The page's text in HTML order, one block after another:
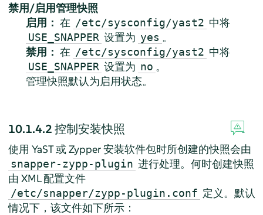
禁用/启用管理快照
启用： 在 /etc/sysconfig/yast2 中将
USE_SNAPPER 设置为 yes 。
禁用： 在 /etc/sysconfig/yast2 中将
USE_SNAPPER 设置为 no 。
管理快照默认为启用状态。
10.1.4.2控制安装快照
使用 YaST 或 Zypper 安装软件包时所创建的快照会由
snapper-zypp-plugin 进行处理。何时创建快照
由 XML 配置文件
/etc/snapper/zypp-plugin.conf 定义。默认
情况下，该文件如下所示：